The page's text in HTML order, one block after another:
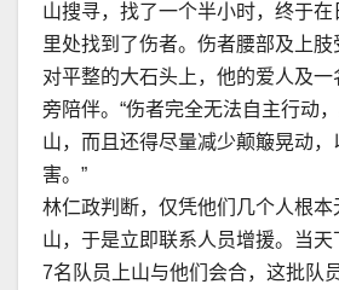
山搜寻，找了一个半小时，终于
里处找到了伤者。伤者腰部及上肢
对平整的大石头上，他的爱人及
旁陪伴。“伤者完全无法自主行动
山，而且还得尽量减少颠簸晃动，
害。”
林仁政判断，仅凭他们几个人根
山，于是立即联系人员增援。当
7名队员上山与他们会合，这批队